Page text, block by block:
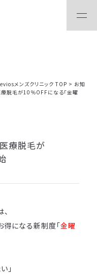
メンズクリニック TOP > お知
療脱毛が10％OFFになる「金曜
医療脱毛が
になる新制度「金曜
」